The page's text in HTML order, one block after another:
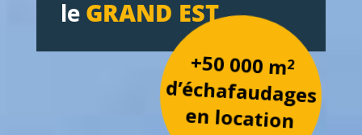
le GRAND EST
+50 000 m2
d’échafaudages
en location